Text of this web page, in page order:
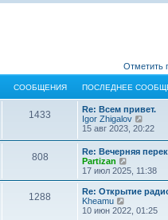
Отметить
СООБЩЕНИЯ ПОСЛЕДНЕЕ
1433
Re: Всем привет.
Igor Zhigalov
е
й
и
к
п
с
15 авг 2023, 20:22
808
Re: Вечерняя
Partizan
е
р
е
т
и
17 июл 2025, 11:38
1288
Re: Открытие
Kheamu
е
10 июн 2022, 01:25